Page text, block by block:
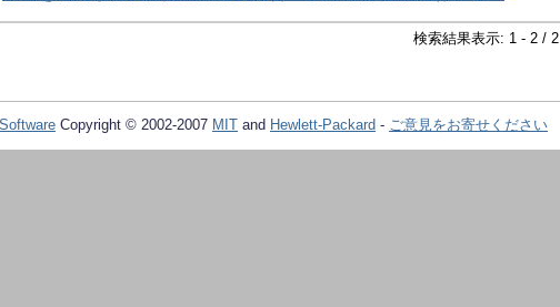
検索結果表示: 1 - 2 / 2
Copyright © 2002-2007 MIT and Hewlett-Packard - ご意見をお寄せください